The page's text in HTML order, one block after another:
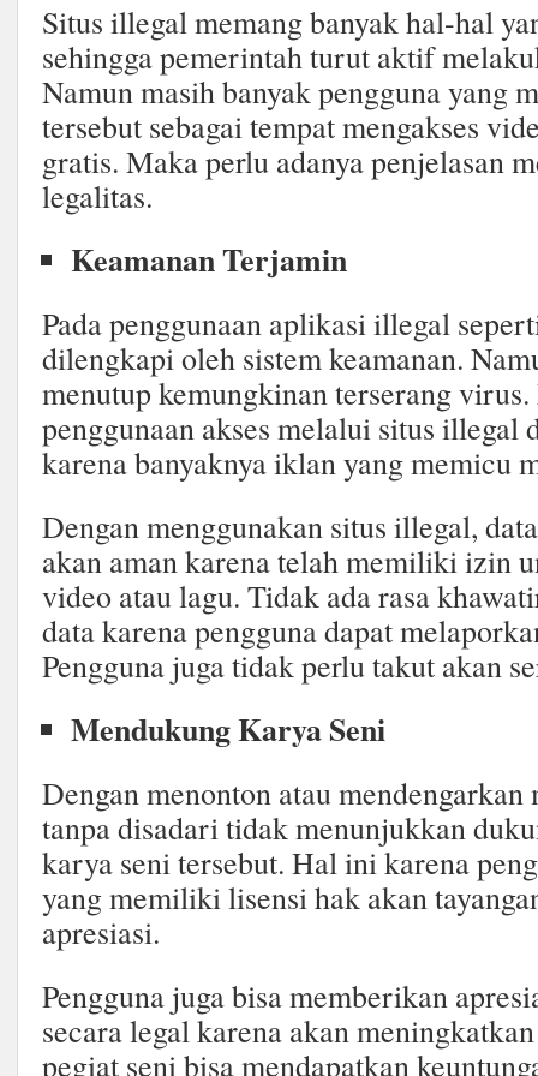
Situs illegal memang banyak hal-hal
sehingga pemerintah turut aktif
Namun masih banyak pengguna yang
tersebut sebagai tempat mengakses
gratis. Maka perlu adanya penjelasan
legalitas.
Keamanan Terjamin
Pada penggunaan aplikasi illegal
dilengkapi oleh sistem keamanan.
menutup kemungkinan terserang
penggunaan akses melalui situs illegal
karena banyaknya iklan yang memicu
Dengan menggunakan situs illegal,
akan aman karena telah memiliki izin
video atau lagu. Tidak ada rasa
data karena pengguna dapat
Pengguna juga tidak perlu takut akan
Mendukung Karya Seni
Dengan menonton atau
tanpa disadari tidak menunjukkan
karya seni tersebut. Hal ini karena
yang memiliki lisensi hak akan
apresiasi.
Pengguna juga bisa memberikan
secara legal karena akan
pegiat seni bisa mendapatkan